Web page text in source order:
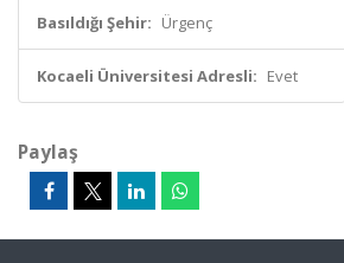
Basıldığı Şehir: Ürgenç
Kocaeli Üniversitesi Adresli: Evet
Paylaş